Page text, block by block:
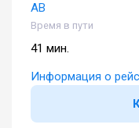
АВ
Время в пути
41 мин.
Информация о